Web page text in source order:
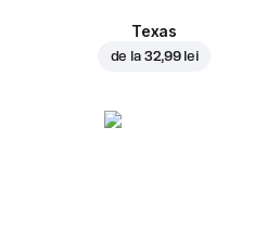
Texas
de la 32,99 lei